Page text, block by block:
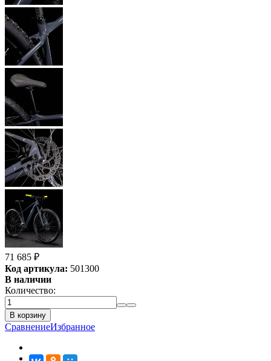
71 685 ₽
Код артикула: 501300
В наличии
Количество:
В корзину
СравнениеИзбранное